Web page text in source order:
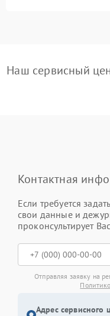
Наш сервисный
Контактная
Если требуется
свои данные и
проконсультирует
Отправляя заявку на
Адрес сервисного